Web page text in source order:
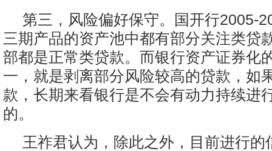
第三，风险偏好保守。国开行2005-
三期产品的资产池中都有部分关注类贷
部都是正常类贷款。而银行资产证券化
一，就是剥离部分风险较高的贷款，如
款，长期来看银行是不会有动力持续进
的。
王祚君认为，除此之外，目前进行的